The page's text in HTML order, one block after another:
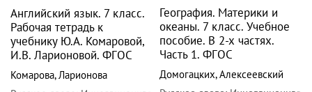
Английский язык. 7 класс.
Рабочая тетрадь к
учебнику Ю.А. Комаровой,
И.В. Ларионовой. ФГОС
Комарова,Ларионова
География. Материки и
океаны. 7 класс. Учебное
пособие. В 2-х частях.
Часть 1. ФГОС
Домогацких,Алексеевский